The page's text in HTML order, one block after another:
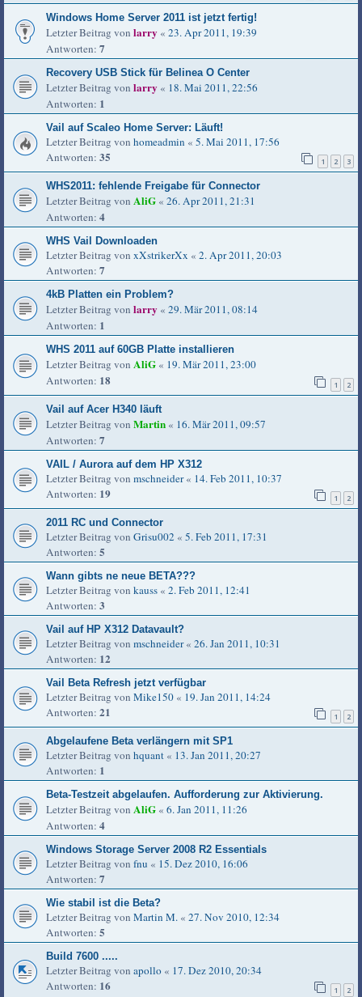
Windows Home Server 2011 ist jetzt fertig!
Letzter Beitrag von larry « 23. Apr 2011, 19:39
Antworten: 7
Recovery USB Stick für Belinea O Center
Letzter Beitrag von larry « 18. Mai 2011, 22:56
Antworten: 1
Vail auf Scaleo Home Server: Läuft!
Letzter Beitrag von homeadmin « 5. Mai 2011, 17:56
Antworten: 35 1 2 3
WHS2011: fehlende Freigabe für Connector
Letzter Beitrag von AliG « 26. Apr 2011, 21:31
Antworten: 4
WHS Vail Downloaden
Letzter Beitrag von xXstrikerXx « 2. Apr 2011, 20:03
Antworten: 7
4kB Platten ein Problem?
Letzter Beitrag von larry « 29. Mär 2011, 08:14
Antworten: 1
WHS 2011 auf 60GB Platte installieren
Letzter Beitrag von AliG « 19. Mär 2011, 23:00
Antworten: 18 1 2
Vail auf Acer H340 läuft
Letzter Beitrag von Martin « 16. Mär 2011, 09:57
Antworten: 7
VAIL / Aurora auf dem HP X312
Letzter Beitrag von mschneider« 14. Feb 2011, 10:37
Antworten: 19 1 2
2011 RC und Connector
Letzter Beitrag von Grisu002 « 5. Feb 2011, 17:31
Antworten: 5
Wann gibts ne neue BETA???
Letzter Beitrag von kauss « 2. Feb 2011, 12:41
Antworten: 3
Vail auf HP X312 Datavault?
Letzter Beitrag von mschneider« 26. Jan 2011, 10:31
Antworten: 12
Vail Beta Refresh jetzt verfügbar
Letzter Beitrag von Mike150 « 19. Jan 2011, 14:24
Antworten: 21 1 2
Abgelaufene Beta verlängern mit SP1
Letzter Beitrag von hquant « 13. Jan 2011, 20:27
Antworten: 1
Beta-Testzeit abgelaufen. Aufforderung zur Aktivierung.
Letzter Beitrag von AliG « 6. Jan 2011, 11:26
Antworten: 4
Windows Storage Server 2008 R2 Essentials
Letzter Beitrag von fnu « 15. Dez 2010, 16:06
Antworten: 7
Wie stabil ist die Beta?
Letzter Beitrag von Martin M. « 27. Nov 2010, 12:34
Antworten: 5
Build 7600 .....
Letzter Beitrag von apollo « 17. Dez 2010, 20:34
Antworten: 16 1 2